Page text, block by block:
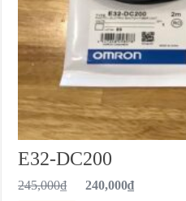
E32-DC200
245,000₫ 240,000₫